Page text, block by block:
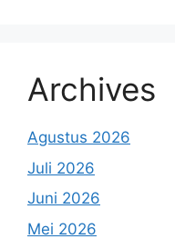
Archives
Agustus 2026
Juli 2026
Juni 2026
Mei 2026